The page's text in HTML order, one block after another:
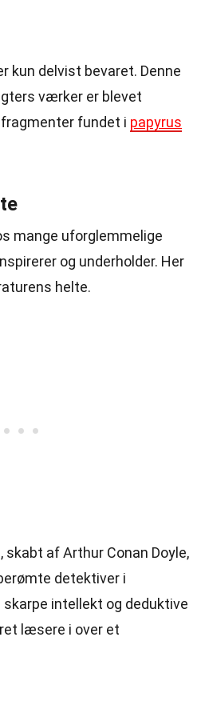
kun delvist bevaret. Denne
værker er blevet
fundet i papyrus
mange uforglemmelige
og underholder. Her
helte.
, skabt af Arthur Conan Doyle,
detektiver i
intellekt og deduktive
læsere i over et